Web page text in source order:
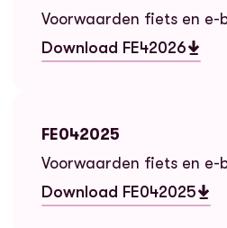
Voorwaarden fiets en e-
Download FE42026
— FE042026
FE042025
Voorwaarden fiets en e-
Download FE042025
— FE042025